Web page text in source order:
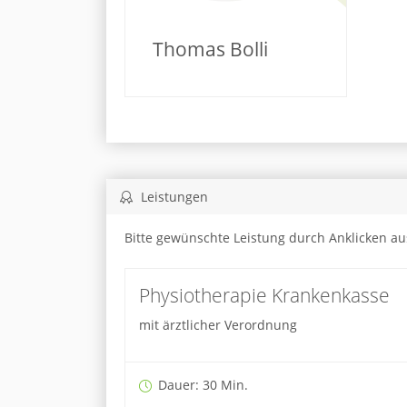
Thomas Bolli
Leistungen
Bitte gewünschte Leistung durch Anklicken
Physiotherapie Krankenkasse
mit ärztlicher Verordnung
Dauer: 30 Min.